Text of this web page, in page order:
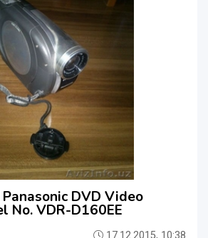
DVD Video
No. VDR-D160EE
17.12.2015, 10:38